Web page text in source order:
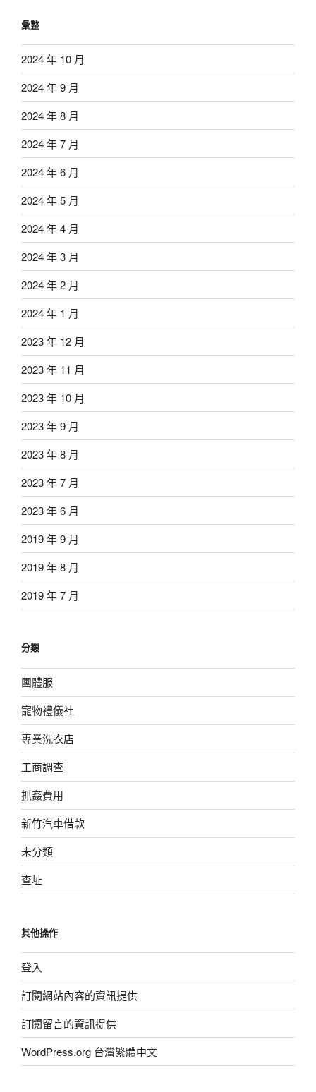
彙整
2024 年 10 月
2024 年 9 月
2024 年 8 月
2024 年 7 月
2024 年 6 月
2024 年 5 月
2024 年 4 月
2024 年 3 月
2024 年 2 月
2024 年 1 月
2023 年 12 月
2023 年 11 月
2023 年 10 月
2023 年 9 月
2023 年 8 月
2023 年 7 月
2023 年 6 月
2019 年 9 月
2019 年 8 月
2019 年 7 月
分類
團體服
寵物禮儀社
專業洗衣店
工商調查
抓姦費用
新竹汽車借款
未分類
查址
其他操作
登入
訂閱網站內容的資訊提供
訂閱留言的資訊提供
WordPress.org 台灣繁體中文